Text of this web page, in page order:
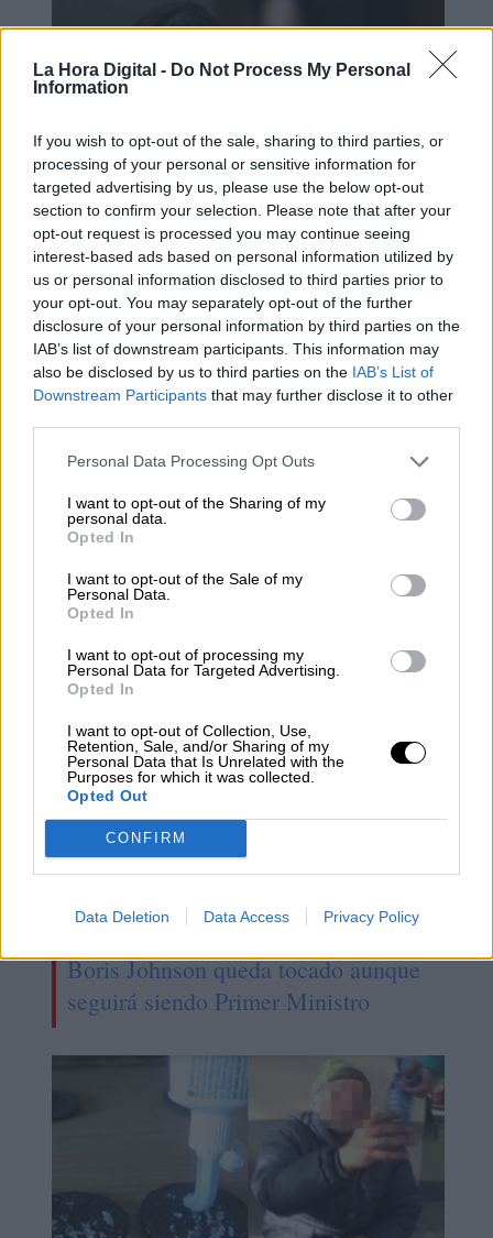
La Hora Digital - Do Not Process My Personal
Information
If you wish to opt-out of the sale, sharing to third parties, or
processing of your personal or sensitive information for
targeted advertising by us, please use the below opt-out
section to confirm your selection. Please note that after your
opt-out request is processed you may continue seeing
interest-based ads based on personal information utilized by
us or personal information disclosed to third parties prior to
your opt-out. You may separately opt-out of the further
disclosure of your personal information by third parties on the
IAB’s list of downstream participants. This information may
also be disclosed by us to third parties on the IAB’s List of
Downstream Participants that may further disclose it to other
Personal Data Processing Opt Outs
I want to opt-out of the Sharing of my
personal data.
Opted In
I want to opt-out of the Sale of my
Personal Data.
Opted In
I want to opt-out of processing my
Personal Data for Targeted Advertising.
Opted In
I want to opt-out of Collection, Use,
Retention, Sale, and/or Sharing of my
Personal Data that Is Unrelated with the
Purposes for which it was collected.
Opted Out
CONFIRM
Data Deletion Data Access Privacy Policy
La Fiscalía Europea no deja escapar
a Ayuso
Ayuso, en el punto de mira de la
Fiscalía Europea
Boris Johnson queda tocado aunque
seguirá siendo Primer Ministro